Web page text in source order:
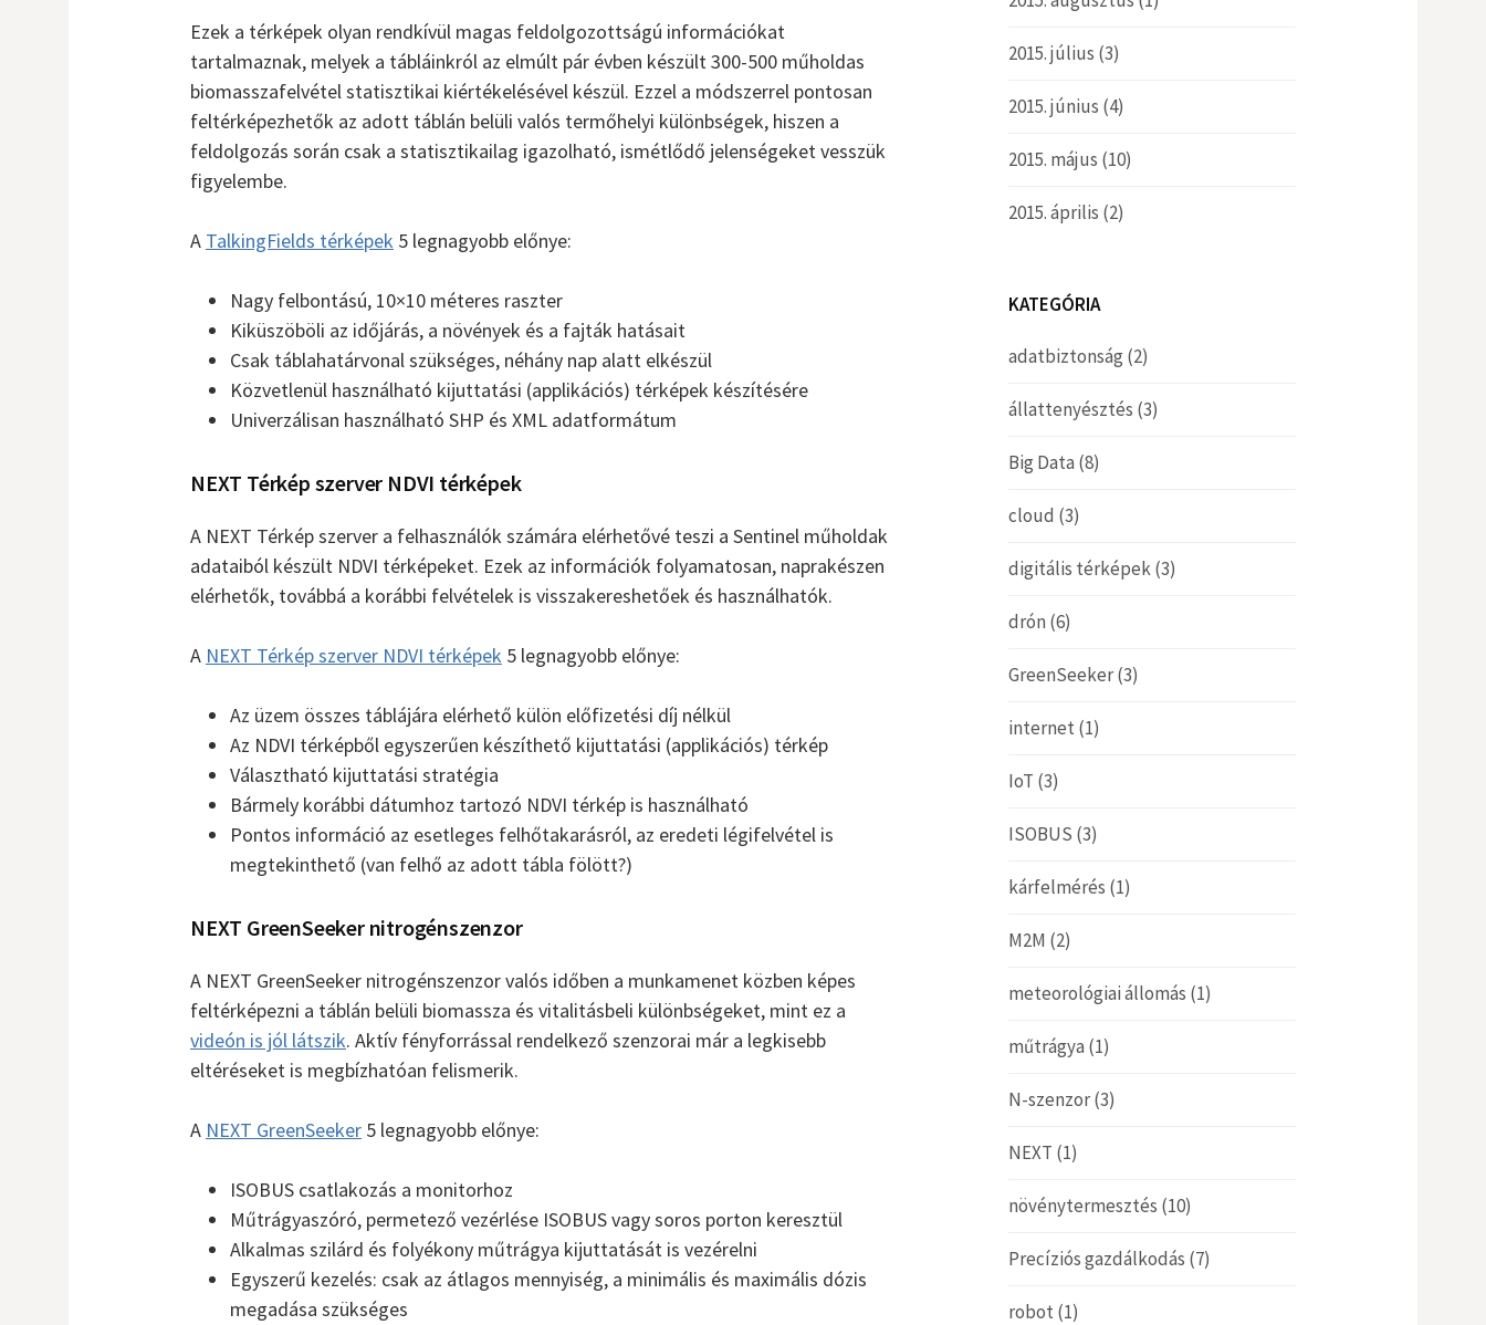
Ezek a térképek olyan rendkívül magas feldolgozottságú információkat
tartalmaznak, melyek a tábláinkról az elmúlt pár évben készült 300-500 műholdas
biomasszafelvétel statisztikai kiértékelésével készül. Ezzel a módszerrel pontosan
feltérképezhetők az adott táblán belüli valós termőhelyi különbségek, hiszen a
feldolgozás során csak a statisztikailag igazolható, ismétlődő jelenségeket vesszük
figyelembe.
A TalkingFields térképek 5 legnagyobb előnye:
Nagy felbontású, 10×10 méteres raszter
Kiküszöböli az időjárás, a növények és a fajták hatásait
Csak táblahatárvonal szükséges, néhány nap alatt elkészül
Közvetlenül használható kijuttatási (applikációs) térképek készítésére
Univerzálisan használható SHP és XML adatformátum
NEXT Térkép szerver NDVI térképek
A NEXT Térkép szerver a felhasználók számára elérhetővé teszi a Sentinel műholdak
adataiból készült NDVI térképeket. Ezek az információk folyamatosan, naprakészen
elérhetők, továbbá a korábbi felvételek is visszakereshetőek és használhatók.
A NEXT Térkép szerver NDVI térképek 5 legnagyobb előnye:
Az üzem összes táblájára elérhető külön előfizetési díj nélkül
Az NDVI térképből egyszerűen készíthető kijuttatási (applikációs) térkép
Választható kijuttatási stratégia
Bármely korábbi dátumhoz tartozó NDVI térkép is használható
Pontos információ az esetleges felhőtakarásról, az eredeti légifelvétel is
megtekinthető (van felhő az adott tábla fölött?)
NEXT GreenSeeker nitrogénszenzor
A NEXT GreenSeeker nitrogénszenzor valós időben a munkamenet közben képes
feltérképezni a táblán belüli biomassza és vitalitásbeli különbségeket, mint ez a
videón is jól látszik. Aktív fényforrással rendelkező szenzorai már a legkisebb
eltéréseket is megbízhatóan felismerik.
A NEXT GreenSeeker 5 legnagyobb előnye:
ISOBUS csatlakozás a monitorhoz
Műtrágyaszóró, permetező vezérlése ISOBUS vagy soros porton keresztül
Alkalmas szilárd és folyékony műtrágya kijuttatását is vezérelni
Egyszerű kezelés: csak az átlagos mennyiség, a minimális és maximális dózis
megadása szükséges
2015. július (3)
2015. június (4)
2015. május (10)
2015. április (2)
KATEGÓRIA
adatbiztonság (2)
állattenyésztés (3)
Big Data (8)
cloud (3)
digitális térképek(3)
drón (6)
GreenSeeker(3)
internet (1)
IoT (3)
ISOBUS (3)
kárfelmérés (1)
M2M (2)
meteorológiai állomás (1)
műtrágya (1)
N-szenzor(3)
NEXT (1)
növénytermesztés (10)
Precíziós gazdálkodás (7)
robot (1)